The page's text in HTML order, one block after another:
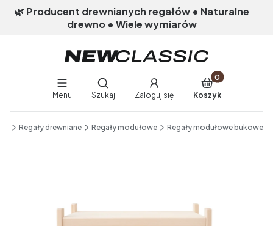
🌿 Producent drewnianych regałów • Naturalne
drewno • Wiele wymiarów
Menu
Otwórz wyszukiwarkę
Szukaj Zaloguj się
Produkty w
Koszyk
Regały drewniane Regały modułowe Regały modułowe bukowe